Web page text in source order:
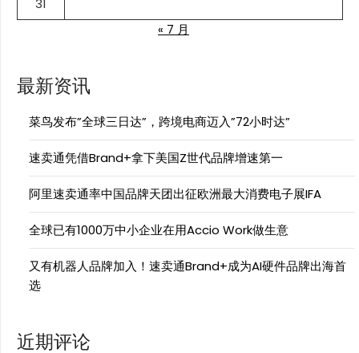
31
« 7 月
最新资讯
菜鸟发布”全球三日达”，跨境电商迈入”72小时达”
速卖通凭借Brand+拿下美国Z世代品牌增速第一
阿里速卖通率中国品牌天团出征欧洲最大消费电子展IFA
全球已有1000万中小企业在用Accio Work做生意
又有机器人品牌加入！速卖通Brand+成为AI硬件品牌出海首
选
近期评论